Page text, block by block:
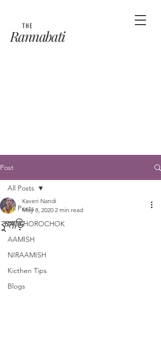
THE
Rannabati
Post
All Posts
MUKHOROCHOK
AAMISH
NIRAAMISH
Kicthen Tips
Blogs
All Posts
কুমড়ি
Kaveri Nandi
May 8, 2020 2 min read